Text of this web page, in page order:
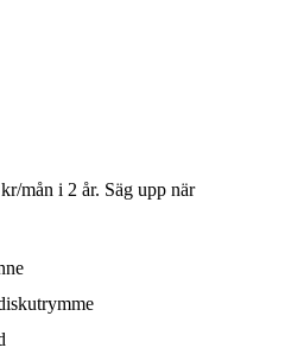
mån i 2 år. Säg upp när